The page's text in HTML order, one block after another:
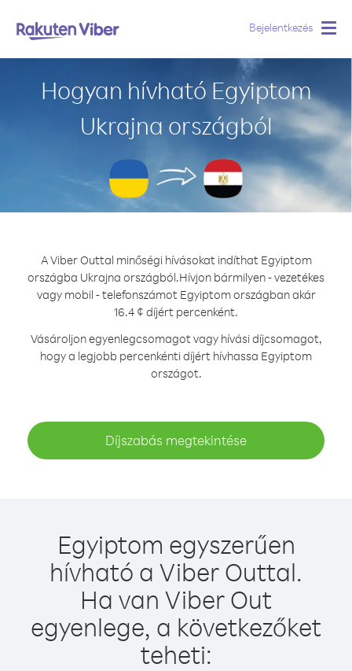
Bejelentkezés
Hogyan hívható Egyiptom
Ukrajna országból
A Viber Outtal minőségi hívásokat indíthat Egyiptom
országba Ukrajna országból.Hívjon bármilyen - vezetékes
vagy mobil - telefonszámot Egyiptom országban akár
16.4 ¢ díjért percenként.
Vásároljon egyenlegcsomagot vagy hívási díjcsomagot,
hogy a legjobb percenkénti díjért hívhassa Egyiptom
országot.
Díjszabás megtekintése
Egyiptom egyszerűen
hívható a Viber Outtal.
Ha van Viber Out
egyenlege, a következőket
teheti: